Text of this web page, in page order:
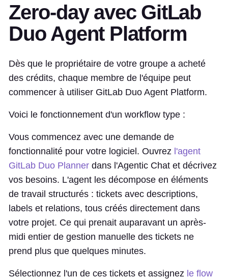
Zero-day avec GitLab
Duo Agent Platform
Dès que le propriétaire de votre groupe a acheté
des crédits, chaque membre de l'équipe peut
commencer à utiliser GitLab Duo Agent Platform.
Voici le fonctionnement d'un workflow type :
Vous commencez avec une demande de
fonctionnalité pour votre logiciel. Ouvrez l'agent
GitLab Duo Planner dans l'Agentic Chat et décrivez
vos besoins. L'agent les décompose en éléments
de travail structurés : tickets avec descriptions,
labels et relations, tous créés directement dans
votre projet. Ce qui prenait auparavant un après-
midi entier de gestion manuelle des tickets ne
prend plus que quelques minutes.
Sélectionnez l'un de ces tickets et assignez le flow